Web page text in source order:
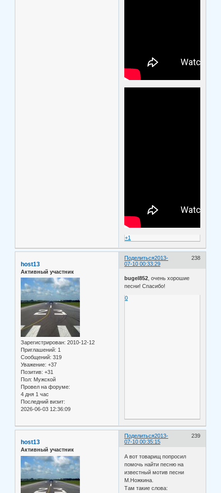
+1
Поделиться 238
2013-
07-10 00:33:29
host13
Активный участник
Зарегистрирован: 2010-12-12
Приглашений: 1
Сообщений: 319
Уважение: +37
Позитив: +31
Пол: Мужской
Провел на форуме:
4 дня 1 час
Последний визит:
2026-06-03 12:36:09
bugel852, очень хорошие
песни! Спасибо!
0
Поделиться 239
2013-
07-10 00:35:15
host13
Активный участник
А вот товарищ попросил
помочь найти песню на
известный мотив песни
М.Ножкина.
Там такие слова: